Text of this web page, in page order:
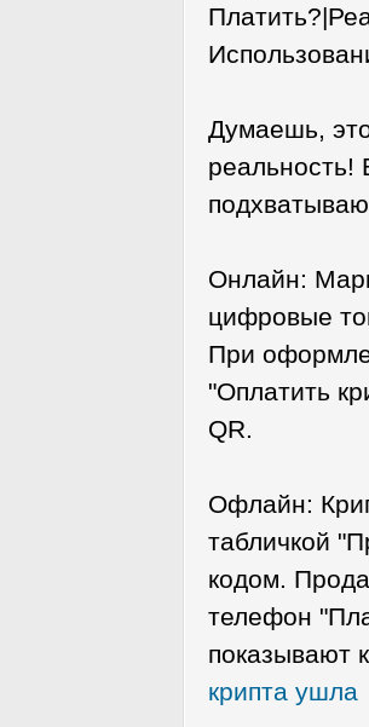
Думаешь,
реальность!
Онлайн:
цифровые
При
"Оплатить
QR.
Офлайн:
табличкой
кодом.
телефон
показывают
крипта ушла